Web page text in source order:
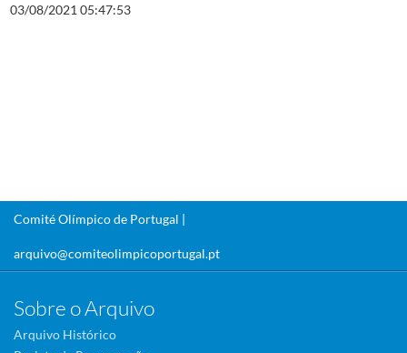
03/08/2021 05:47:53
Comité Olímpico de Portugal |
arquivo@comiteolimpicoportugal.pt
Sobre o Arquivo
Arquivo Histórico